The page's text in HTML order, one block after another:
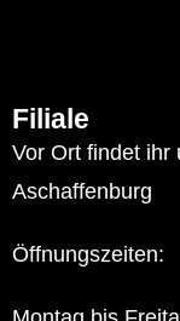
Filiale
Vor Ort findet ihr
Aschaffenburg
Öffnungszeiten: